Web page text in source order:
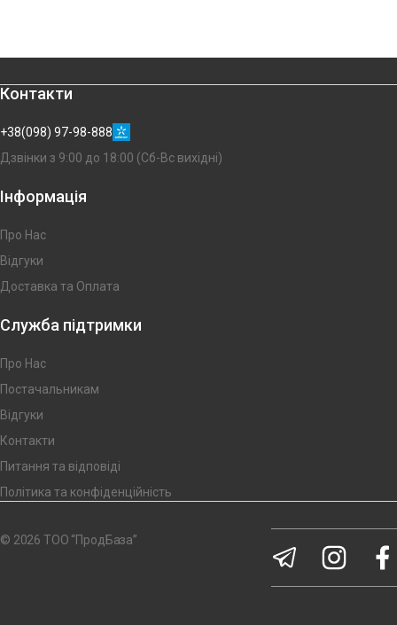
Контакти
+38(098) 97-98-888
Дзвінки з 9:00 до 18:00 (Сб-Вс вихідні)
Інформація
Про Нас
Відгуки
Доставка та Оплата
Служба підтримки
Про Нас
Постачальникам
Відгуки
Контакти
Питання та відповіді
Політика та конфіденційність
© 2026 ТОО “ПродБаза”